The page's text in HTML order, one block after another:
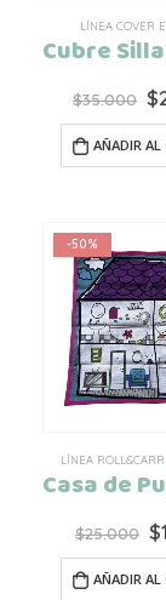
LÍNEA COVER
$35.000 El
$
AÑADIR AL
-50%
LÍNEA
$25.000 El
$
AÑADIR AL